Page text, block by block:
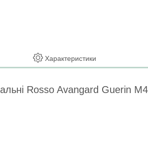
Характеристики
Rosso Avangard Guerin